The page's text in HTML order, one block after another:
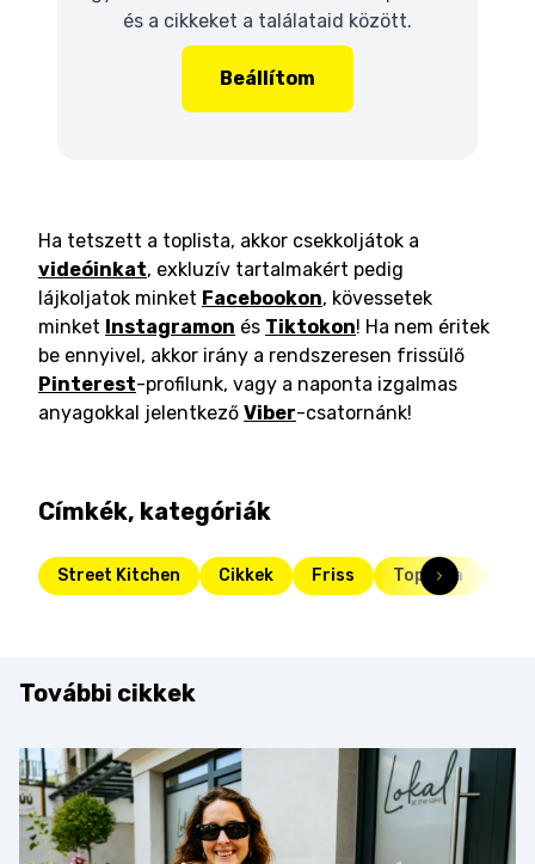
és a cikkeket a találataid között.
Beállítom
Ha tetszett a toplista, akkor csekkoljátok a
videóinkat, exkluzív tartalmakért pedig
lájkoljatok minket Facebookon, kövessetek
minket Instagramon és Tiktokon! Ha nem éritek
be ennyivel, akkor irány a rendszeresen frissülő
Pinterest-profilunk, vagy a naponta izgalmas
anyagokkal jelentkező Viber-csatornánk!
Címkék, kategóriák
Street Kitchen Cikkek Friss Toplista
További cikkek